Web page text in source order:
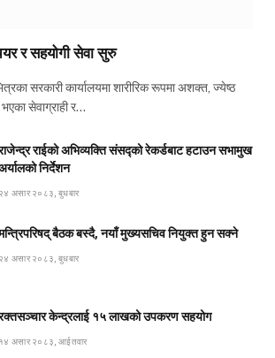
र सहयोगी सेवा सुरु
सरकारी कार्यालयमा शारीरिक रूपमा अशक्त, ज्येष्ठ
सेवाग्राही र…
राईको अभिव्यक्ति संसद्को रेकर्डबाट हटाउन सभामुख
निर्देशन
२४ असार २०८३, बुधबार
बैठक बस्दै, नयाँ मुख्यसचिव नियुक्त हुन सक्ने
२४ असार २०८३, बुधबार
केन्द्रलाई १५ लाखको उपकरण सहयोग
१४ असार २०८३, आईतवार